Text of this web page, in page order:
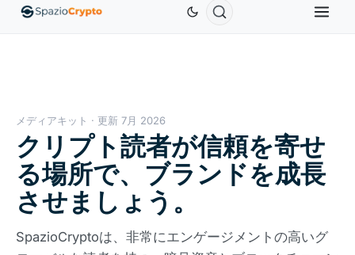
EthereumETH$1,880.58 Tether USDT$0.9991 BNBBNB
メディアキット · 更新 7月 2026
クリプト読者が信頼を寄せ
る場所で、ブランドを成長
させましょう。
SpazioCryptoは、非常にエンゲージメントの高いグ